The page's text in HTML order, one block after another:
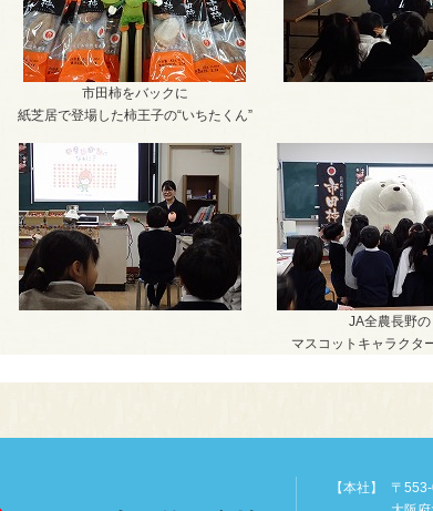
市田柿をバックに
紙芝居で登場した柿王子の“いちたくん”
JA全農長野の
マスコットキャラクタ
【本社】
〒